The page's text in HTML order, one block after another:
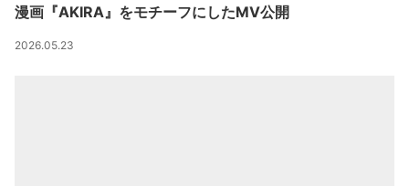
漫画『AKIRA』をモチーフにしたMV公開
2026.05.23